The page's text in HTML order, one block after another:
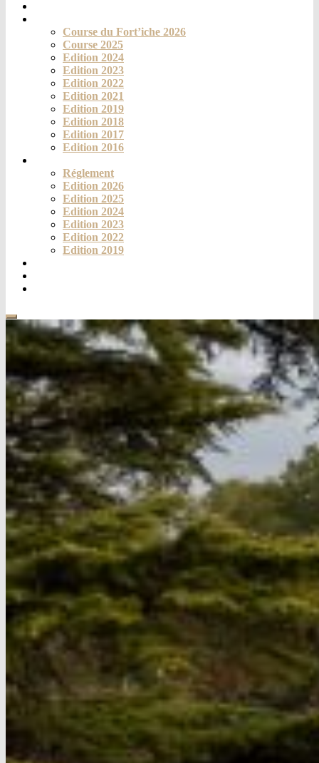
Course du Fort’iche 2026
Course 2025
Edition 2024
Edition 2023
Edition 2022
Edition 2021
Edition 2019
Edition 2018
Edition 2017
Edition 2016
Réglement
Edition 2026
Edition 2025
Edition 2024
Edition 2023
Edition 2022
Edition 2019